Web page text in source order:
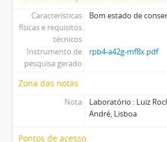
Características
físicas e requisitos
técnicos
Bom estado de
Instrumento de
pesquisa gerado
rpb4-a42g-mf8x.pdf
Zona das notas
Nota
Laboratório : Luiz
André, Lisboa
Pontos de acesso